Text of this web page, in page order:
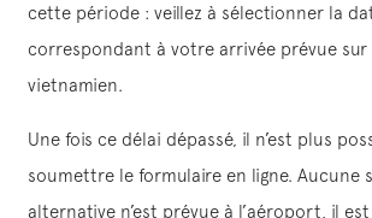
cette période : veillez à sélectionner la
correspondant à votre arrivée prévue
vietnamien.
Une fois ce délai dépassé, il n’est plus
soumettre le formulaire en ligne. Aucune
alternative n’est prévue à l’aéroport, il